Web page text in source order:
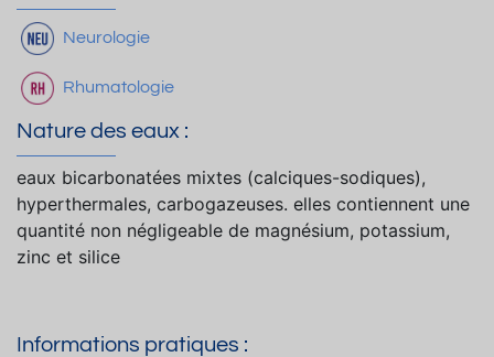
Neurologie
Rhumatologie
Nature des eaux :
eaux bicarbonatées mixtes (calciques-sodiques),
hyperthermales, carbogazeuses. elles contiennent une
quantité non négligeable de magnésium, potassium,
zinc et silice
Informations pratiques :